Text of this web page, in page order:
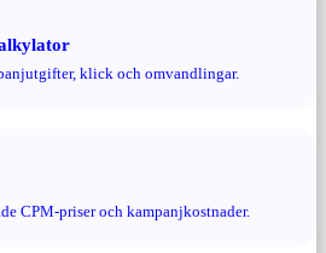
klick och omvandlingar.
CPM-priser och kampanjkostnader.